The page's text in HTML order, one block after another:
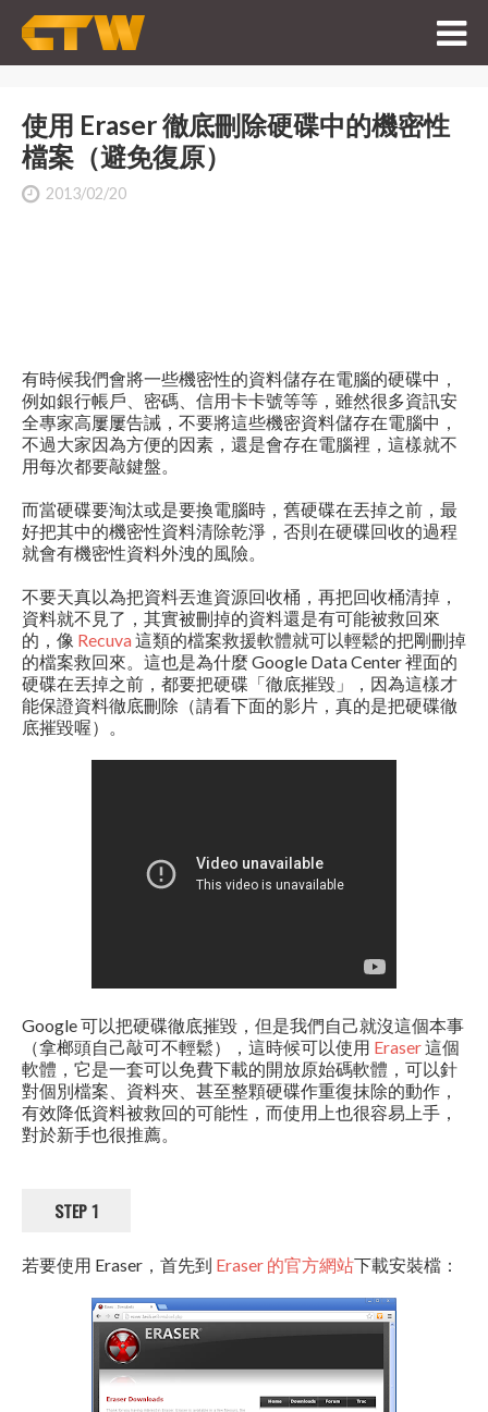
使用 Eraser 徹底刪除硬碟中的機密性
檔案（避免復原）
2013/02/20
有時候我們會將一些機密性的資料儲存在電腦的硬碟中，
例如銀行帳戶、密碼、信用卡卡號等等，雖然很多資訊安
全專家高屢屢告誡，不要將這些機密資料儲存在電腦中，
不過大家因為方便的因素，還是會存在電腦裡，這樣就不
用每次都要敲鍵盤。
而當硬碟要淘汰或是要換電腦時，舊硬碟在丟掉之前，最
好把其中的機密性資料清除乾淨，否則在硬碟回收的過程
就會有機密性資料外洩的風險。
不要天真以為把資料丟進資源回收桶，再把回收桶清掉，
資料就不見了，其實被刪掉的資料還是有可能被救回來
的，像 Recuva 這類的檔案救援軟體就可以輕鬆的把剛刪掉
的檔案救回來。這也是為什麼 Google Data Center 裡面的
硬碟在丟掉之前，都要把硬碟「徹底摧毀」，因為這樣才
能保證資料徹底刪除（請看下面的影片，真的是把硬碟徹
底摧毀喔）。
Google 可以把硬碟徹底摧毀，但是我們自己就沒這個本事
（拿榔頭自己敲可不輕鬆），這時候可以使用 Eraser這個
軟體，它是一套可以免費下載的開放原始碼軟體，可以針
對個別檔案、資料夾、甚至整顆硬碟作重復抹除的動作，
有效降低資料被救回的可能性，而使用上也很容易上手，
對於新手也很推薦。
STEP 1
若要使用 Eraser，首先到 Eraser 的官方網站下載安裝檔：